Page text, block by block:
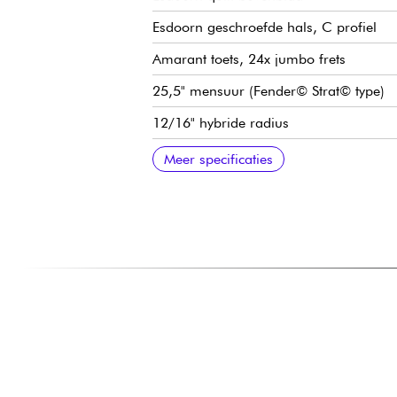
Esdoorn geschroefde hals, C profiel
Amarant toets, 24x jumbo frets
25,5" mensuur (Fender© Strat© type)
12/16" hybride radius
Halsbreedte 1e fret 42,86 mm
Jackson High-Output humbucker-
Volume
Toon
3x positie pickupschakelaar
Jackson2-Point Fulcrum brug /
Jackson gesloten oliebad mechanieken
Hoogglans body afwerking
Satijnen hals
Meer specificaties